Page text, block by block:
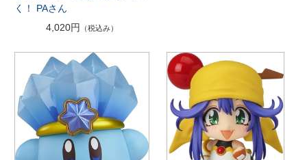
く！ PAさん
4,020円
（税込み）